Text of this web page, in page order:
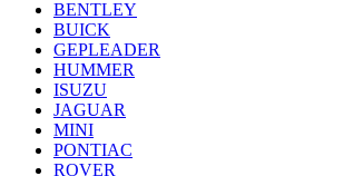
BENTLEY
BUICK
GEPLEADER
HUMMER
ISUZU
JAGUAR
MINI
PONTIAC
ROVER